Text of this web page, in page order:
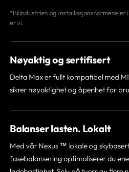
*Bilindustrien og installasjonsnormene er
er vi.
Nøyaktig og sertifisert
Delta Max er fullt kompatibel med
sikrer nøyaktighet og åpenhet for
Balanser lasten. Lokalt
Med vår Nexus ™ lokale og
fasebalansering optimaliserer du